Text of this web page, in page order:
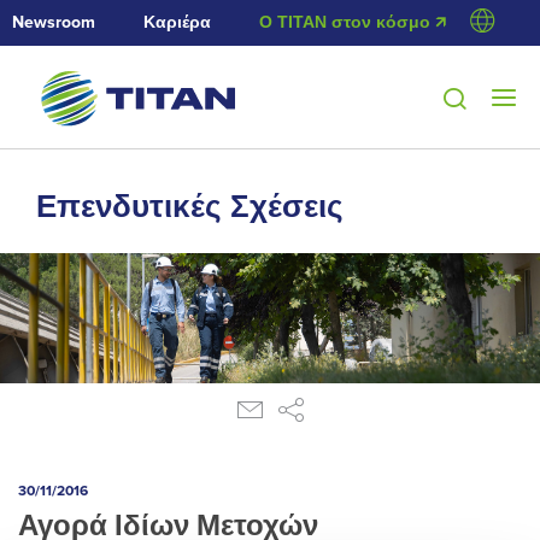
Newsroom Καριέρα Ο ΤΙΤΑΝ στον κόσμο 🡭
Επενδυτικές Σχέσεις
30/11/2016
Αγορά Ιδίων Μετοχών